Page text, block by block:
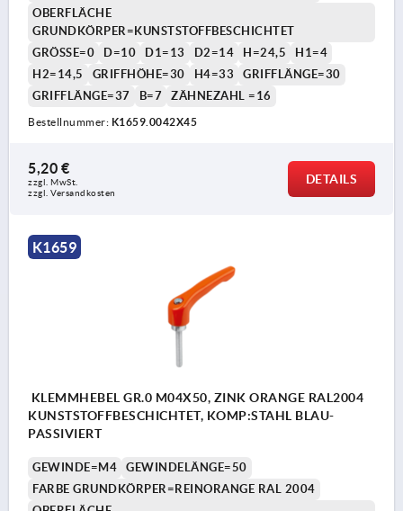
OBERFLÄCHE
GRUNDKÖRPER=KUNSTSTOFFBESCHICHTET
GRÖSSE=0
D=10 D1=13 D2=14 H=24,5
H1=4
H2=14,5
GRIFFHÖHE=30 H4=33
GRIFFLÄNGE=30
GRIFFLÄNGE=37
B=7 ZÄHNEZAHL =16
Bestellnummer: K1659.0042X45
5,20 €
zzgl. MwSt.
zzgl. Versandkosten
DETAILS
K1659
KLEMMHEBEL GR.0 M04X50, ZINK ORANGE RAL2004
KUNSTSTOFFBESCHICHTET, KOMP:STAHL BLAU-
PASSIVIERT
GEWINDE=M4
GEWINDELÄNGE=50
FARBE GRUNDKÖRPER=REINORANGE RAL 2004